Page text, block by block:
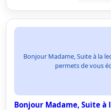
Bonjour Madame, Suite à la
permets de vous
Bonjour Madame, Suite